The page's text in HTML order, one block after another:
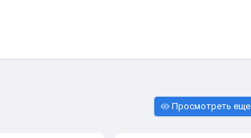
Просмотреть еще